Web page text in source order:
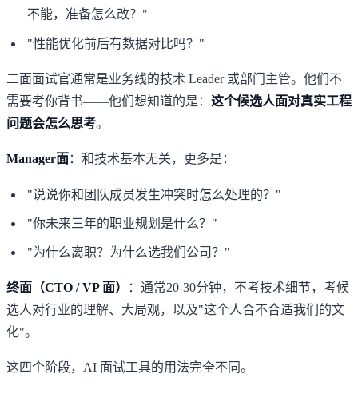
不能，准备怎么改？"
"性能优化前后有数据对比吗？"
二面面试官通常是业务线的技术 Leader 或部门主管。他们不
需要考你背书——他们想知道的是： 这个候选人面对真实工程
问题会怎么思考。
Manager面：和技术基本无关，更多是：
"说说你和团队成员发生冲突时怎么处理的？"
"你未来三年的职业规划是什么？"
"为什么离职？为什么选我们公司？"
终面（CTO / VP 面）
：通常20-30分钟，不考技术细节，考候
选人对行业的理解、大局观，以及"这个人合不合适我们的文
化"。
这四个阶段，AI 面试工具的用法完全不同。